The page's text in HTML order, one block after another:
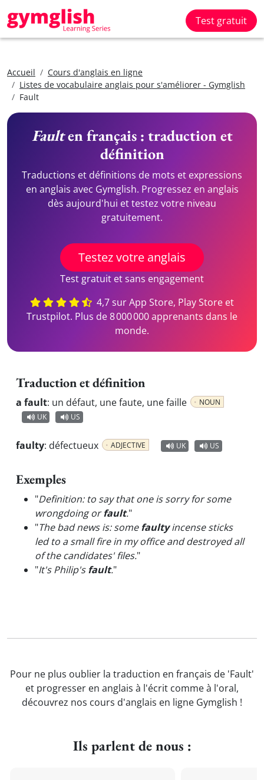
Test gratuit
Accueil
Cours d'anglais en ligne
Listes de vocabulaire anglais pour s'améliorer - Gymglish
Fault
Faulten français : traduction et
définition
Traductions et définitions de mots et expressions
en anglais avec Gymglish. Progressez en anglais
dès aujourd'hui et testez votre niveau
gratuitement.
Testez votre anglais
Test gratuit et sans engagement
4,7 sur App Store, Play Store et
Trustpilot. Plus de 8 000 000 apprenants dans le
monde.
Traduction et définition
a fault: un défaut, une faute, une faille
NOUN
UK
US
faulty: défectueux ADJECTIVE UK US
Exemples
"Definition: to say that one is sorry for some
wrongdoing orfault."
"The bad news is: somefaultyincense sticks
led to a small fire in my office and destroyed all
of the candidates' files."
"It's Philip'sfault."
Pour ne plus oublier la traduction en français de 'Fault'
et progresser en anglais à l'écrit comme à l'oral,
découvrez nos cours d'anglais en ligne Gymglish !
Ils parlent de nous :